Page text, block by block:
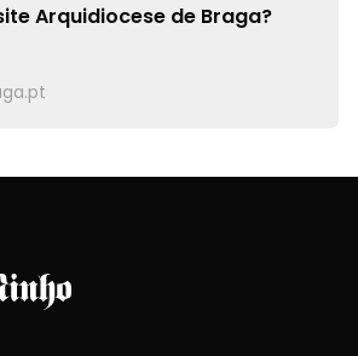
Arquidiocese de Braga?